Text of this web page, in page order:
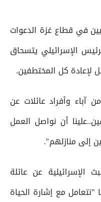
في قطاع غزة الدعوات
الإسرائيلي يتسحاق
لإعادة كل المختطفين.
وأفراد عائلات عن
أن نواصل العمل
إلى منازلهم".
عن عائلة
مع إشارة الحياة